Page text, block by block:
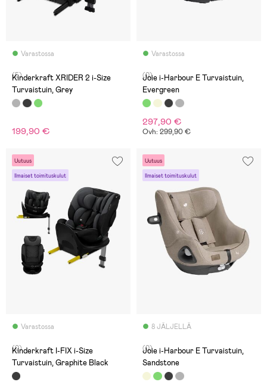
Varastossa
(5)
Kinderkraft XRIDER 2 i-Size
Turvaistuin, Grey
199,90 €
Varastossa
(0)
Joie i-Harbour E Turvaistuin,
Evergreen
297,90 €
Ovh: 299,90 €
Uutuus
Ilmaiset toimituskulut
Varastossa
(0)
Kinderkraft I-FIX i-Size
Turvaistuin, Graphite Black
Uutuus
Ilmaiset toimituskulut
8 JÄLJELLÄ
(0)
Joie i-Harbour E Turvaistuin,
Sandstone